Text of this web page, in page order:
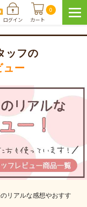
ログイン カート
0
ッフの
ュー
リアルな感想やおすす